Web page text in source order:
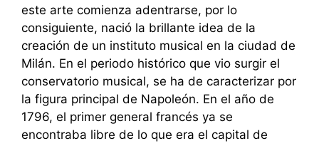
este arte comienza adentrarse, por lo
consiguiente, nació la brillante idea de la
creación de un instituto musical en la ciudad de
Milán. En el periodo histórico que vio surgir el
conservatorio musical, se ha de caracterizar por
la figura principal de Napoleón. En el año de
1796, el primer general francés ya se
encontraba libre de lo que era el capital de